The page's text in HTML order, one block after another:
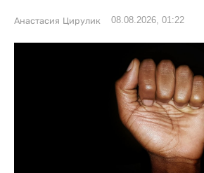
Анастасия Цирулик 08.08.2026, 01:22